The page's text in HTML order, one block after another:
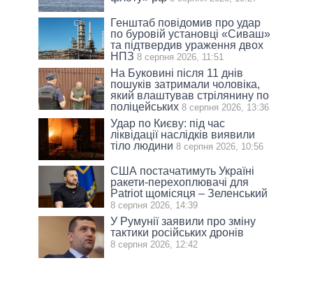
Генштаб повідомив про удар
по буровій установці «Сиваш»
та підтвердив ураження двох
НПЗ 8 серпня 2026, 11:51
На Буковині після 11 днів
пошуків затримали чоловіка,
який влаштував стрілянину по
поліцейських 8 серпня 2026, 13:36
Удар по Києву: під час
ліквідації наслідків виявили
тіло людини 8 серпня 2026, 10:56
США постачатимуть Україні
ракети-перехоплювачі для
Patriot щомісяця – Зеленський
8 серпня 2026, 14:39
У Румунії заявили про зміну
тактики російських дронів
8 серпня 2026, 12:42